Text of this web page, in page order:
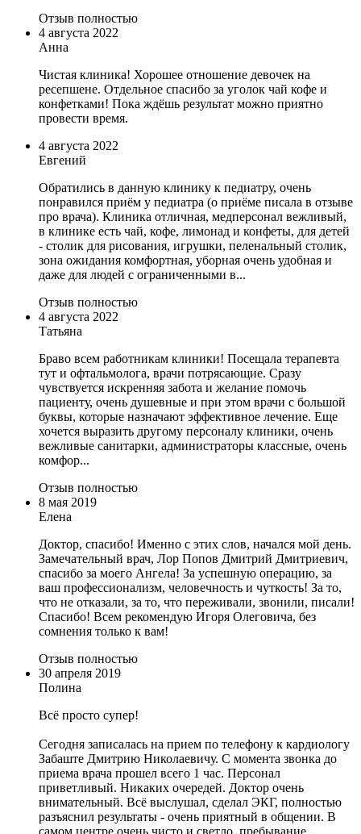
Отзыв полностью
4 августа 2022
Анна
Чистая клиника! Хорошее отношение девочек на
ресепшене. Отдельное спасибо за уголок чай кофе и
конфетками! Пока ждёшь результат можно приятно
провести время.
4 августа 2022
Евгений
Обратились в данную клинику к педиатру, очень
понравился приём у педиатра (о приёме писала в отзыве
про врача). Клиника отличная, медперсонал вежливый,
в клинике есть чай, кофе, лимонад и конфеты, для детей
- столик для рисования, игрушки, пеленальный столик,
зона ожидания комфортная, уборная очень удобная и
даже для людей с ограниченными в...
Отзыв полностью
4 августа 2022
Татьяна
Браво всем работникам клиники! Посещала терапевта
тут и офтальмолога, врачи потрясающие. Сразу
чувствуется искренняя забота и желание помочь
пациенту, очень душевные и при этом врачи с большой
буквы, которые назначают эффективное лечение. Еще
хочется выразить другому персоналу клиники, очень
вежливые санитарки, администраторы классные, очень
комфор...
Отзыв полностью
8 мая 2019
Елена
Доктор, спасибо! Именно с этих слов, начался мой день.
Замечательный врач, Лор Попов Дмитрий Дмитриевич,
спасибо за моего Ангела! За успешную операцию, за
ваш профессионализм, человечность и чуткость! За то,
что не отказали, за то, что переживали, звонили, писали!
Спасибо! Всем рекомендую Игоря Олеговича, без
сомнения только к вам!
Отзыв полностью
30 апреля 2019
Полина
Всё просто супер!
Сегодня записалась на прием по телефону к кардиологу
Забаште Дмитрию Николаевичу. С момента звонка до
приема врача прошел всего 1 час. Персонал
приветливый. Никаких очередей. Доктор очень
внимательный. Всё выслушал, сделал ЭКГ, полностью
разъяснил результаты - очень приятный в общении. В
самом центре очень чисто и светло, пребывание...